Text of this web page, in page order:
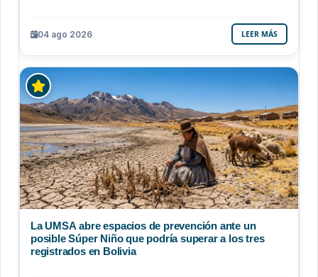
04 ago 2026 LEER MÁS
La UMSA abre espacios de prevención ante un
posible Súper Niño que podría superar a los tres
registrados en Bolivia